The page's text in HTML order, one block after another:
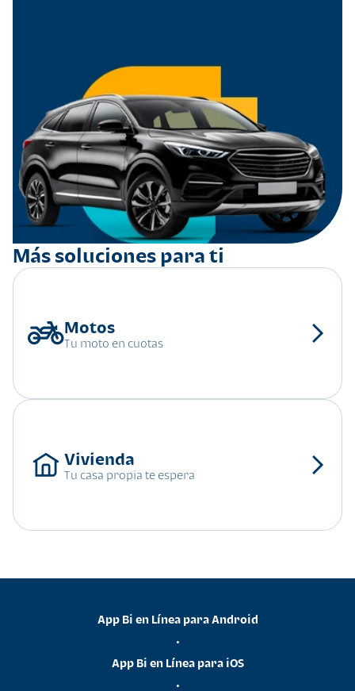
Más soluciones para ti
Tu moto en cuotas
Tu casa propia te espera
App Bi en Línea para Android
•
App Bi en Línea para iOS
•